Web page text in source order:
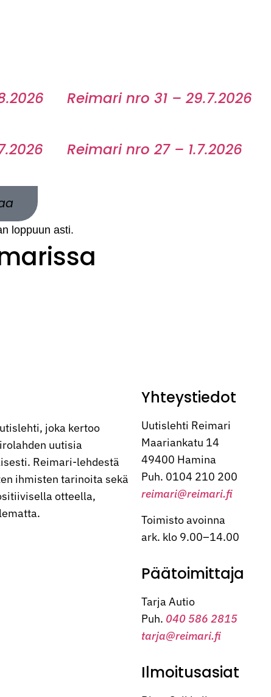
Reimari nro 31 – 29.7.2026
Reimari nro 27 – 1.7.2026
loppuun asti.
joka kertoo
uutisia
Reimari-lehdestä
ihmisten tarinoita sekä
otteella,
Yhteystiedot
Uutislehti Reimari
Maariankatu 14
49400 Hamina
Puh. 0104 210 200
reimari@reimari.fi
Toimisto avoinna
ark. klo 9.00–14.00
Päätoimittaja
Tarja Autio
Puh. 040 586 2815
tarja@reimari.fi
Ilmoitusasiat